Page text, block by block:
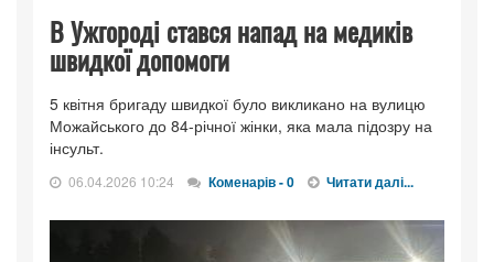
В Ужгороді стався напад на медиків
швидкої допомоги
5 квітня бригаду швидкої було викликано на вулицю
Можайського до 84-річної жінки, яка мала підозру на
інсульт.
06.04.2026 10:24 Коменарів - 0 Читати далі...